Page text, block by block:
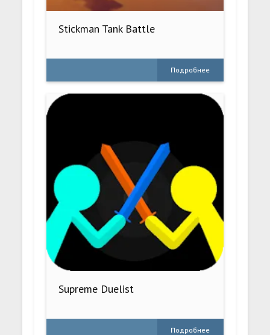
Stickman Tank Battle
Подробнее
Supreme Duelist
Подробнее